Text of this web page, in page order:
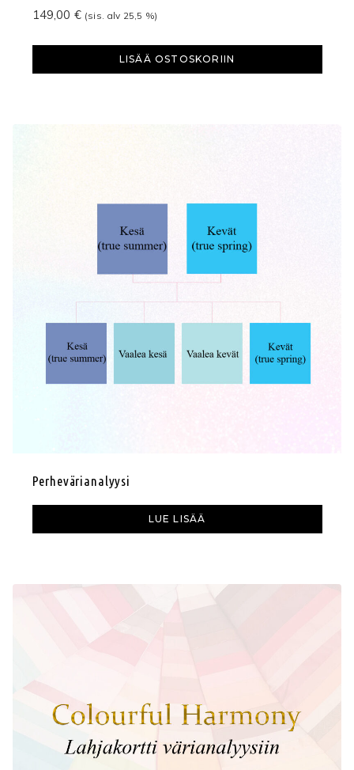
149,00 € (sis. alv 25,5 %)
LISÄÄ OSTOSKORIIN
Perhevärianalyysi
LUE LISÄÄ